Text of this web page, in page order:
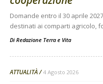
Domande entro il 30 aprile
destinati ai comparti agricolo,
Di Redazione Terra e Vita
ATTUALITÀ 4 Agosto 2026